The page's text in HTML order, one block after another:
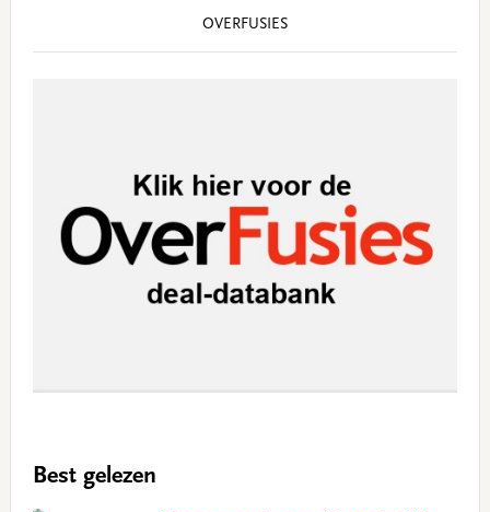
OVERFUSIES
Best gelezen